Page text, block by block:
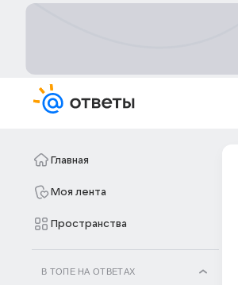
Главная
Моя лента
Пространства
В ТОПЕ НА ОТВЕТАХ